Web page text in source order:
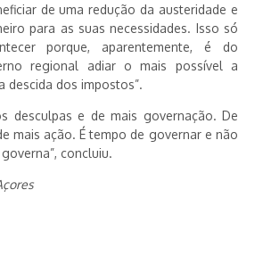
de uma redução da austeridade e
para as suas necessidades. Isso só
porque, aparentemente, é do
regional adiar o mais possível a
descida dos impostos”.
desculpas e de mais governação. De
mais ação. É tempo de governar e não
concluiu.